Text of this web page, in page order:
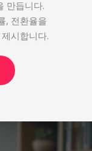
만듭니다.
, 전환율을
시합니다.